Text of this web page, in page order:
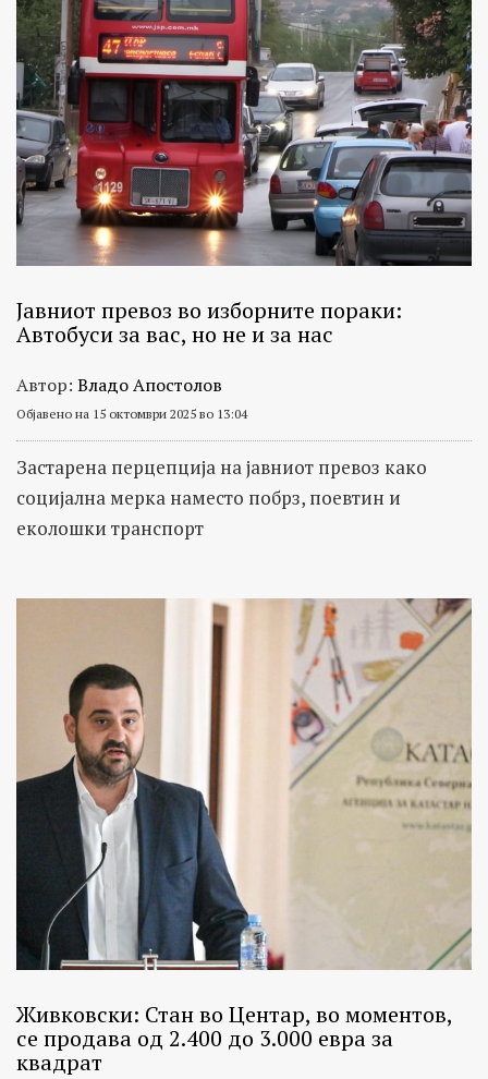
Јавниот превоз во изборните пораки:
Автобуси за вас, но не и за нас
Автор: Владо Апостолов
Објавено на 15 октомври 2025 во 13:04
Застарена перцепција на јавниот превоз како
социјална мерка наместо побрз, поевтин и
еколошки транспорт
Живковски: Стан во Центар, во моментов,
се продава од 2.400 до 3.000 евра за
квадрат